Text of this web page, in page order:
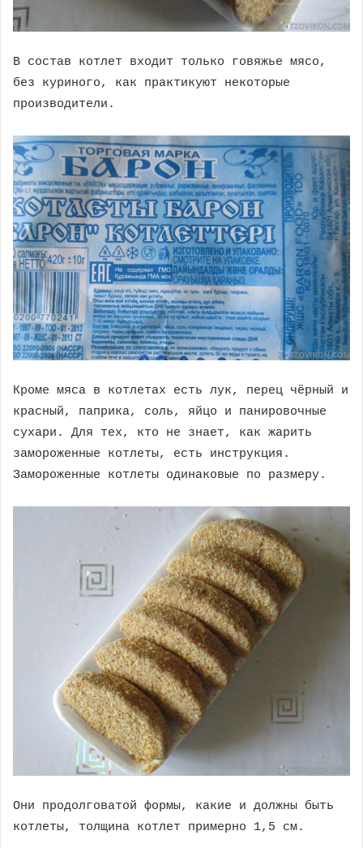
В состав котлет входит только говяжье мясо,
без куриного, как практикуют некоторые
производители.
Кроме мяса в котлетах есть лук, перец чёрный и
красный, паприка, соль, яйцо и панировочные
сухари. Для тех, кто не знает, как жарить
замороженные котлеты, есть инструкция.
Замороженные котлеты одинаковые по размеру.
Они продолговатой формы, какие и должны быть
котлеты, толщина котлет примерно 1,5 см.